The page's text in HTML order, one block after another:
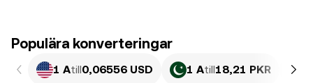
Populära konverteringar
1 Atill0,06556 USD 1 Atill18,21 PKR